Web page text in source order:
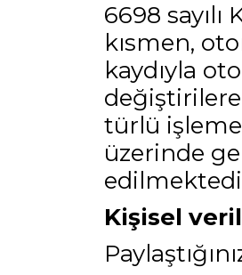
6698
kısmen,
kaydıyla
türlü işleme
üzerinde
Kişisel